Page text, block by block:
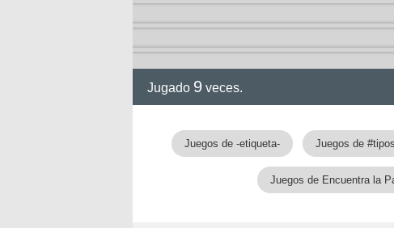
Jugado 9 veces.
Juegos de -etiqueta- Juegos de #tipos
Juegos de Encuentra la